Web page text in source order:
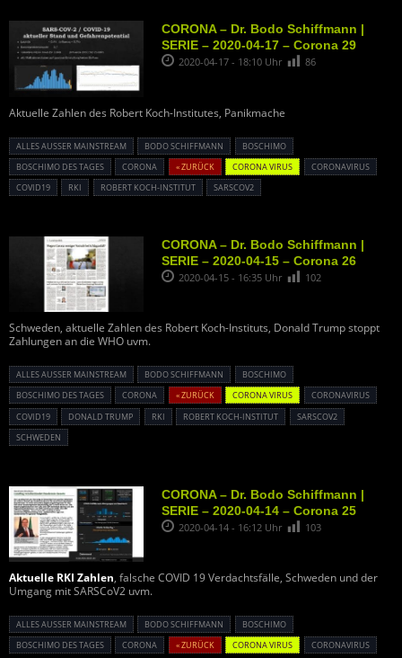
CORONA – Dr. Bodo Schiffmann |
SERIE – 2020-04-17 – Corona 29
2020-04-17 - 18:10 Uhr 86
Aktuelle Zahlen des Robert Koch-Institutes, Panikmache
ALLES AUSSER MAINSTREAM BODO SCHIFFMANN
BOSCHIMO
BOSCHIMO DES TAGES
CORONA « ZURÜCK CORONA VIRUS
CORONAVIRUS
COVID19
RKI ROBERT KOCH-INSTITUT SARSCOV2
CORONA – Dr. Bodo Schiffmann |
SERIE – 2020-04-15 – Corona 26
2020-04-15 - 16:35 Uhr 102
Schweden, aktuelle Zahlen des Robert Koch-Instituts, Donald Trump stoppt
Zahlungen an die WHO uvm.
ALLES AUSSER MAINSTREAM BODO SCHIFFMANN
BOSCHIMO
BOSCHIMO DES TAGES
CORONA « ZURÜCK CORONA VIRUS
CORONAVIRUS
COVID19
DONALD TRUMP RKI ROBERT KOCH-INSTITUT
SARSCOV2
SCHWEDEN
CORONA – Dr. Bodo Schiffmann |
SERIE – 2020-04-14 – Corona 25
2020-04-14 - 16:12 Uhr 103
Aktuelle RKI Zahlen, falsche COVID 19 Verdachtsfälle, Schweden und der
Umgang mit SARSCoV2 uvm.
ALLES AUSSER MAINSTREAM BODO SCHIFFMANN
BOSCHIMO
BOSCHIMO DES TAGES
CORONA « ZURÜCK CORONA VIRUS
CORONAVIRUS